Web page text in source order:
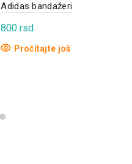
Adidas bandažeri
800rsd
Pročitajte još